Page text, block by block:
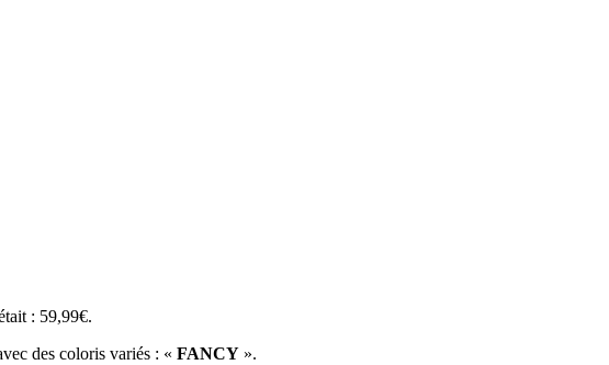
: 59,99€.
des coloris variés : « FANCY ».